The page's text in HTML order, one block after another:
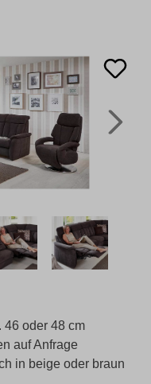
46 oder 48 cm
auf Anfrage
in beige oder braun